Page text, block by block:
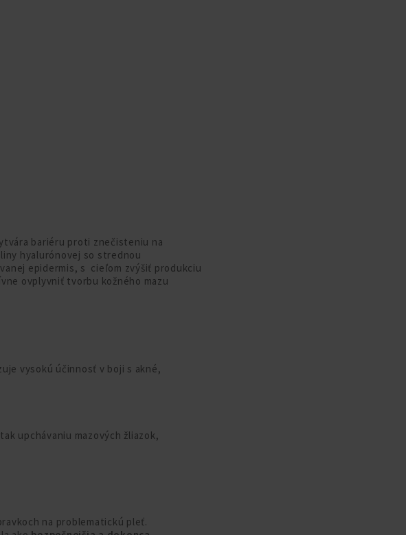
bariéru proti znečisteniu na
hyalurónovej so strednou
epidermis, s cieľom zvýšiť produkciu
ovplyvniť tvorbu kožného mazu
vysokú účinnosť v boji s akné,
upchávaniu mazových žliazok,
na problematickú pleť.